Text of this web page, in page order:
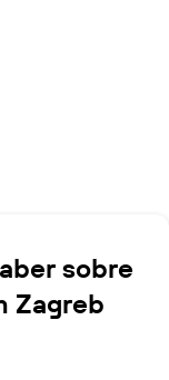
sobre
Zagreb